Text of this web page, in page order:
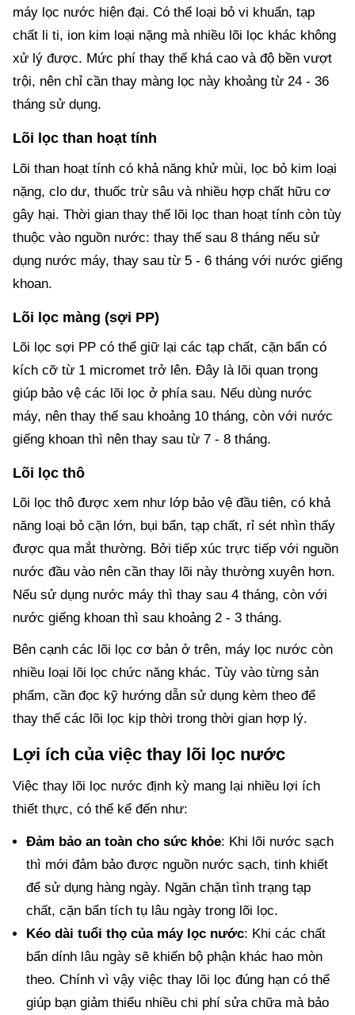
máy lọc nước hiện đại. Có thể loại bỏ vi khuẩn, tạp
chất li ti, ion kim loại nặng mà nhiều lõi lọc khác không
xử lý được. Mức phí thay thế khá cao và độ bền vượt
trội, nên chỉ cần thay màng lọc này khoảng từ 24 - 36
tháng sử dụng.
Lõi lọc than hoạt tính
Lõi than hoạt tính có khả năng khử mùi, lọc bỏ kim loại
nặng, clo dư, thuốc trừ sâu và nhiều hợp chất hữu cơ
gây hại. Thời gian thay thế lõi lọc than hoạt tính còn tùy
thuộc vào nguồn nước: thay thế sau 8 tháng nếu sử
dụng nước máy, thay sau từ 5 - 6 tháng với nước giếng
khoan.
Lõi lọc màng (sợi PP)
Lõi lọc sợi PP có thể giữ lại các tạp chất, cặn bẩn có
kích cỡ từ 1 micromet trở lên. Đây là lõi quan trọng
giúp bảo vệ các lõi lọc ở phía sau. Nếu dùng nước
máy, nên thay thế sau khoảng 10 tháng, còn với nước
giếng khoan thì nên thay sau từ 7 - 8 tháng.
Lõi lọc thô
Lõi lọc thô được xem như lớp bảo vệ đầu tiên, có khả
năng loại bỏ cặn lớn, bụi bẩn, tạp chất, rỉ sét nhìn thấy
được qua mắt thường. Bởi tiếp xúc trực tiếp với nguồn
nước đầu vào nên cần thay lõi này thường xuyên hơn.
Nếu sử dụng nước máy thì thay sau 4 tháng, còn với
nước giếng khoan thì sau khoảng 2 - 3 tháng.
Bên cạnh các lõi lọc cơ bản ở trên, máy lọc nước còn
nhiều loại lõi lọc chức năng khác. Tùy vào từng sản
phẩm, cần đọc kỹ hướng dẫn sử dụng kèm theo để
thay thế các lõi lọc kịp thời trong thời gian hợp lý.
Lợi ích của việc thay lõi lọc nước
Việc thay lõi lọc nước định kỳ mang lại nhiều lợi ích
thiết thực, có thể kể đến như:
Đảm bảo an toàn cho sức khỏe: Khi lõi nước sạch
thì mới đảm bảo được nguồn nước sạch, tinh khiết
để sử dụng hàng ngày. Ngăn chặn tình trạng tạp
chất, cặn bẩn tích tụ lâu ngày trong lõi lọc.
Kéo dài tuổi thọ của máy lọc nước: Khi các chất
bẩn dính lâu ngày sẽ khiến bộ phận khác hao mòn
theo. Chính vì vậy việc thay lõi lọc đúng hạn có thể
giúp bạn giảm thiểu nhiều chi phí sửa chữa mà bảo